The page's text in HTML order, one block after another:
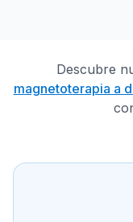
Descubre
magnetoterapia a